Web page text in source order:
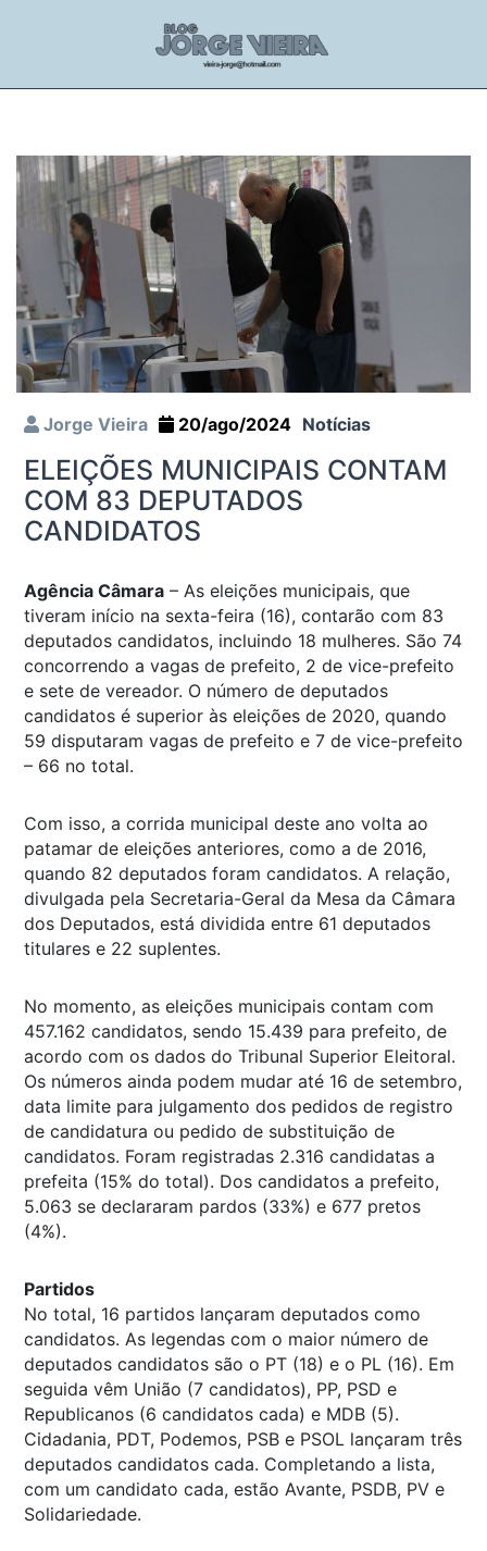
Jorge Vieira 20/ago/2024 Notícias
ELEIÇÕES MUNICIPAIS CONTAM
COM 83 DEPUTADOS
CANDIDATOS
Agência Câmara – As eleições municipais, que
tiveram início na sexta-feira (16), contarão com 83
deputados candidatos, incluindo 18 mulheres. São 74
concorrendo a vagas de prefeito, 2 de vice-prefeito
e sete de vereador. O número de deputados
candidatos é superior às eleições de 2020, quando
59 disputaram vagas de prefeito e 7 de vice-prefeito
– 66 no total.
Com isso, a corrida municipal deste ano volta ao
patamar de eleições anteriores, como a de 2016,
quando 82 deputados foram candidatos. A relação,
divulgada pela Secretaria-Geral da Mesa da Câmara
dos Deputados, está dividida entre 61 deputados
titulares e 22 suplentes.
No momento, as eleições municipais contam com
457.162 candidatos, sendo 15.439 para prefeito, de
acordo com os dados do Tribunal Superior Eleitoral.
Os números ainda podem mudar até 16 de setembro,
data limite para julgamento dos pedidos de registro
de candidatura ou pedido de substituição de
candidatos. Foram registradas 2.316 candidatas a
prefeita (15% do total). Dos candidatos a prefeito,
5.063 se declararam pardos (33%) e 677 pretos
(4%).
Partidos
No total, 16 partidos lançaram deputados como
candidatos. As legendas com o maior número de
deputados candidatos são o PT (18) e o PL (16). Em
seguida vêm União (7 candidatos), PP, PSD e
Republicanos (6 candidatos cada) e MDB (5).
Cidadania, PDT, Podemos, PSB e PSOL lançaram três
deputados candidatos cada. Completando a lista,
com um candidato cada, estão Avante, PSDB, PV e
Solidariedade.